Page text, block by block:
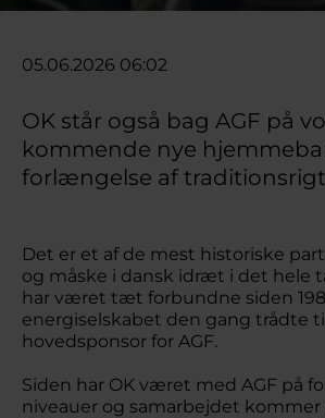
05.06.2026 06:02
OK står også bag AGF på
kommende nye
forlængelse af
Det er et af de mest historiske
og måske i dansk idræt i det hele
har været tæt forbundne siden
energiselskabet den gang trådte
hovedsponsor for AGF.
Siden har OK været med AGF på
niveauer og samarbejdet